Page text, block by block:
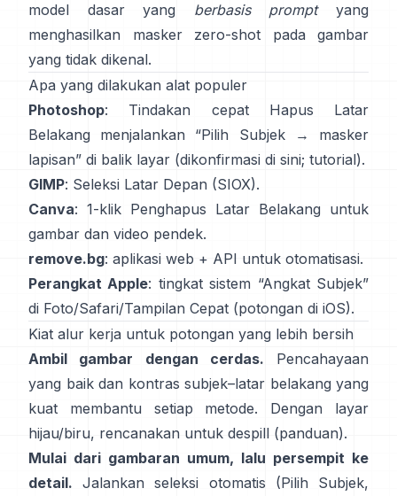
model dasar yang
berbasis promptyang
menghasilkan masker zero-shot pada gambar
yang tidak dikenal.
Apa yang dilakukan alat populer
Photoshop: Tindakan cepat Hapus Latar
Belakang menjalankan “Pilih Subjek → masker
lapisan” di balik layar (dikonfirmasi di sini; tutorial).
GIMP: Seleksi Latar Depan (SIOX).
Canva: 1-klik Penghapus Latar Belakang untuk
gambar dan video pendek.
remove.bg: aplikasi web + API untuk otomatisasi.
Perangkat Apple: tingkat sistem “Angkat Subjek”
di Foto/Safari/Tampilan Cepat (potongan di iOS).
Kiat alur kerja untuk potongan yang lebih bersih
Ambil gambar dengan cerdas. Pencahayaan
yang baik dan kontras subjek–latar belakang yang
kuat membantu setiap metode. Dengan layar
hijau/biru, rencanakan untuk despill (panduan).
Mulai dari gambaran umum, lalu persempit ke
detail. Jalankan seleksi otomatis (Pilih Subjek,